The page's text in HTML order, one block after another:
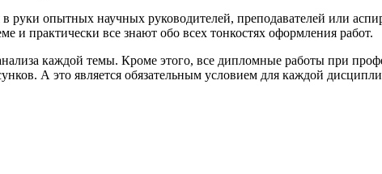
руки опытных научных руководителей, преподавателей или
и практически все знают обо всех тонкостях оформления работ.
каждой темы. Кроме этого, все дипломные работы при
А это является обязательным условием для каждой